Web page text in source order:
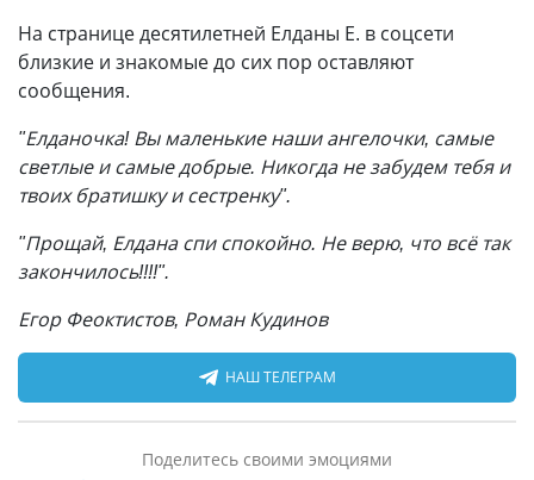
На странице десятилетней Елданы Е. в соцсети
близкие и знакомые до сих пор оставляют
сообщения.
"Елданочка! Вы маленькие наши ангелочки, самые
светлые и самые добрые. Никогда не забудем тебя и
твоих братишку и сестренку".
"Прощай, Елдана спи спокойно. Не верю, что всё так
закончилось!!!!".
Егор Феоктистов, Роман Кудинов
НАШ ТЕЛЕГРАМ
Поделитесь своими эмоциями